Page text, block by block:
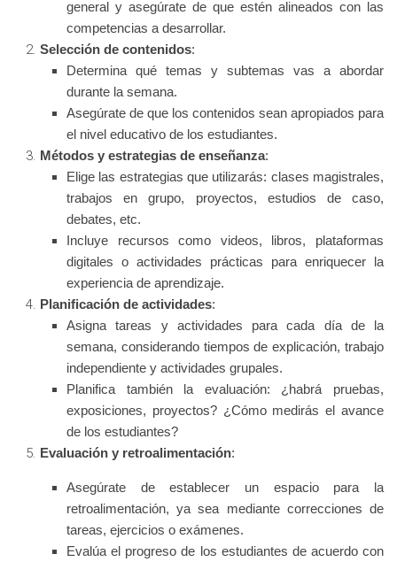
general y asegúrate de que estén alineados con las
competencias a desarrollar.
Selección de contenidos:
Determina qué temas y subtemas vas a abordar
durante la semana.
Asegúrate de que los contenidos sean apropiados para
el nivel educativo de los estudiantes.
Métodos y estrategias de enseñanza:
Elige las estrategias que utilizarás: clases magistrales,
trabajos en grupo, proyectos, estudios de caso,
debates, etc.
Incluye recursos como videos, libros, plataformas
digitales o actividades prácticas para enriquecer la
experiencia de aprendizaje.
Planificación de actividades:
Asigna tareas y actividades para cada día de la
semana, considerando tiempos de explicación, trabajo
independiente y actividades grupales.
Planifica también la evaluación: ¿habrá pruebas,
exposiciones, proyectos? ¿Cómo medirás el avance
de los estudiantes?
Evaluación y retroalimentación:
Asegúrate de establecer un espacio para la
retroalimentación, ya sea mediante correcciones de
tareas, ejercicios o exámenes.
Evalúa el progreso de los estudiantes de acuerdo con